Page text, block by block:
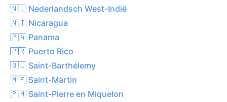
🇳🇱 Nederlandsch West-Indië
🇳🇮 Nicaragua
🇵🇦 Panama
🇵🇷 Puerto Rico
🇧🇱 Saint-Barthélemy
🇲🇫 Saint-Martin
🇵🇲 Saint-Pierre en Miquelon